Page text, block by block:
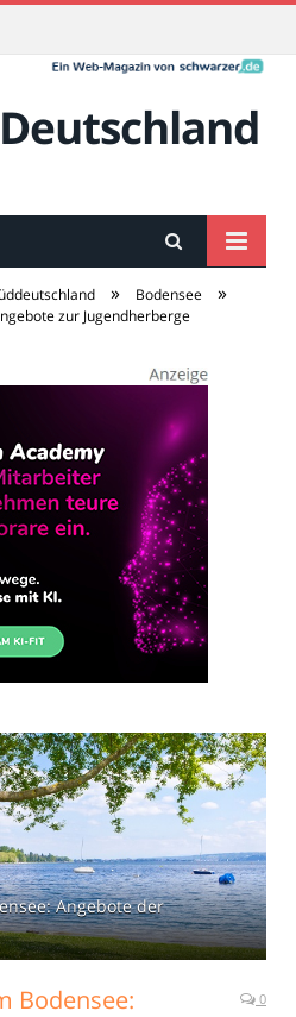
» Bodensee »
zur Jugendherberge
Angebote der
Bodensee:
0